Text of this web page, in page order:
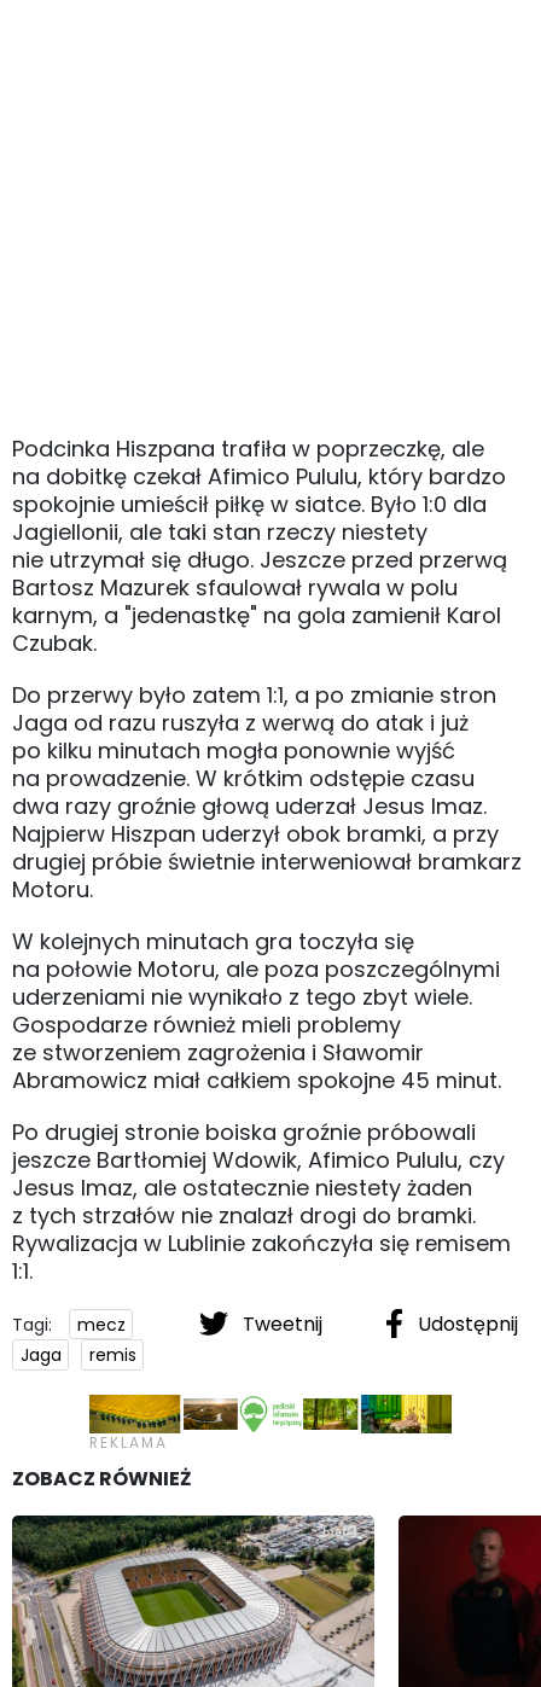
Podcinka Hiszpana trafiła w poprzeczkę, ale
na dobitkę czekał Afimico Pululu, który bardzo
spokojnie umieścił piłkę w siatce. Było 1:0 dla
Jagiellonii, ale taki stan rzeczy niestety
nie utrzymał się długo. Jeszcze przed przerwą
Bartosz Mazurek sfaulował rywala w polu
karnym, a "jedenastkę" na gola zamienił Karol
Czubak.
Do przerwy było zatem 1:1, a po zmianie stron
Jaga od razu ruszyła z werwą do atak i już
po kilku minutach mogła ponownie wyjść
na prowadzenie. W krótkim odstępie czasu
dwa razy groźnie głową uderzał Jesus Imaz.
Najpierw Hiszpan uderzył obok bramki, a przy
drugiej próbie świetnie interweniował bramkarz
Motoru.
W kolejnych minutach gra toczyła się
na połowie Motoru, ale poza poszczególnymi
uderzeniami nie wynikało z tego zbyt wiele.
Gospodarze również mieli problemy
ze stworzeniem zagrożenia i Sławomir
Abramowicz miał całkiem spokojne 45 minut.
Po drugiej stronie boiska groźnie próbowali
jeszcze Bartłomiej Wdowik, Afimico Pululu, czy
Jesus Imaz, ale ostatecznie niestety żaden
z tych strzałów nie znalazł drogi do bramki.
Rywalizacja w Lublinie zakończyła się remisem
1:1.
Tweetnij Udostępnij
Tagi:
mecz
Jaga
remis
ZOBACZ RÓWNIEŻ